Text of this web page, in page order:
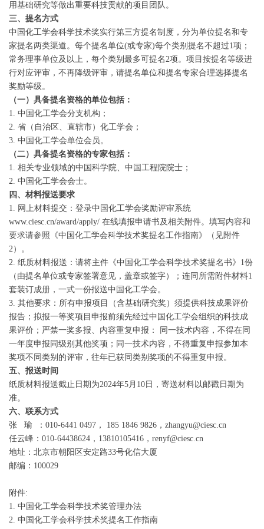
用基础研究等做出重要科技贡献的项目团队。
三、提名方式
中国化工学会科学技术奖实行第三方提名制度，分为单位提名和专
家提名两类渠道。每个提名单位(或专家)每个类别提名不超过1项；
常务理事单位及以上，每个类别最多可提名2项。项目按提名等级进
行对应评审，不再降级评审，请提名单位和提名专家合理选择提名
奖励等级。
（一）具备提名资格的单位包括：
1. 中国化工学会分支机构；
2. 省（自治区、直辖市）化工学会；
3. 中国化工学会单位会员。
（二）具备提名资格的专家包括：
1. 相关专业领域的中国科学院、中国工程院院士；
2. 中国化工学会会士。
四、材料报送要求
1. 网上材料提交：登录中国化工学会奖励评审系统
www.ciesc.cn/award/apply/ 在线填报申请书及相关附件。填写内容和
要求请参照《中国化工学会科学技术奖提名工作指南》（见附件
2）。
2. 纸质材料报送：请将主件《中国化工学会科学技术奖提名书》1份
（由提名单位或专家签署意见，盖章或签字）；连同所需附件材料1
套装订成册，一式一份报送中国化工学会。
3. 其他要求：所有申报项目（含基础研究奖）须提供科技成果评价
报告；拟报一等奖项目申报前须先经过中国化工学会组织的科技成
果评价；严禁一奖多报、内容重复申报： 同一技术内容，不得在同
一年度申报同级别其他奖项；同一技术内容，不得重复申报参加本
奖项不同类别的评审，往年已获同类别奖项的不得重复申报。
五、报送时间
纸质材料报送截止日期为2024年5月10日，寄送材料以邮戳日期为
准。
六、联系方式
张 瑜 ：010-6441 0497， 185 1846 9826，zhangyu@ciesc.cn
任云峰：010-64438624，13810105416，renyf@ciesc.cn
地址：北京市朝阳区安定路33号化信大厦
邮编：100029
附件:
1. 中国化工学会科学技术奖管理办法
2. 中国化工学会科学技术奖提名工作指南